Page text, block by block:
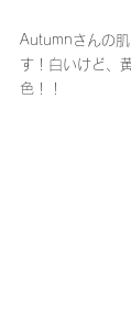
Autumnさんの
す！白いけど、
色！！